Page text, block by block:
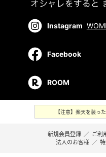
Instagram
Facebook
ROOM
【注意】楽天を装っ
新規会員登録 ／ ご利
法人のお客様 ／